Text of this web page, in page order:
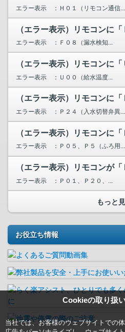
Cookieの取り扱
当社では、お客様のウェブサイトでの
エラー表示 ：Ｈ０１（リモコン通信...
エラー表示 ：Ｆ０８（漏水検知...
エラー表示 ：Ｕ００（給水温度...
エラー表示 ：Ｐ２４（入水切替弁異...
エラー表示 ：Ｐ０５、Ｐ５（ふろ用...
エラー表示 ：Ｐ０１、Ｐ２０、...
もっと
お役立ち情報